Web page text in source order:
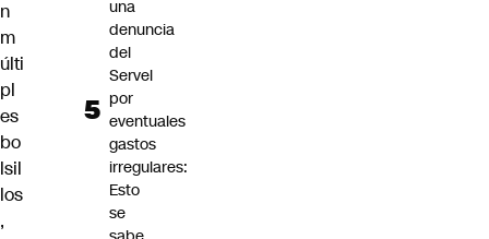
n
m
últi
pl
es
bo
lsil
los
,
una
denuncia
del
Servel
por
eventuales
gastos
irregulares:
Esto
se